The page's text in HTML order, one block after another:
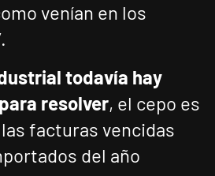
venían en los
todavía hay
resolver, el cepo es
facturas vencidas
del año